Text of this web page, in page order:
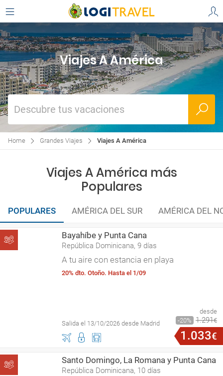
Viajes A América
Descubre tus vacaciones
Home Grandes Viajes Viajes A América
Viajes A América más
Populares
POPULARES AMÉRICA DEL SUR AMÉRICA DEL
Bayahíbe y Punta Cana
República Dominicana, 9 días
A tu aire con estancia en playa
20% dto. Otoño. Hasta el 1/09
Salida el 13/10/2026 desde Madrid
desde
20
1.291€
1 .033€
Santo Domingo, La Romana y Punta Cana
República Dominicana, 10 días